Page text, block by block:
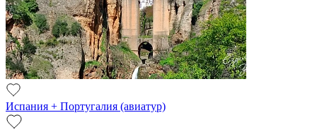
Испания + Португалия (авиатур)